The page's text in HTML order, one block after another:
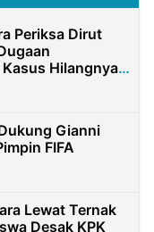
Periksa Dirut
Hilangnya
Miliar
Gianni
FIFA
Lewat Ternak
Desak KPK